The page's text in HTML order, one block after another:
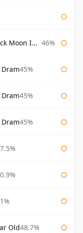
Import 46%
45%
45%
45%
Old48.7%